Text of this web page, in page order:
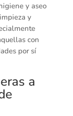
y aseo
y
con
por sí
a